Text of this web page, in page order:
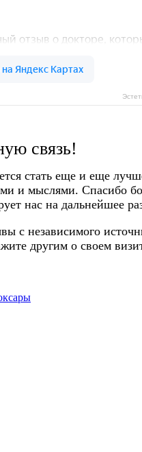
связь!
стать еще и еще
и мыслями. Спасибо
нас на дальнейшее
с независимого
другим о своем